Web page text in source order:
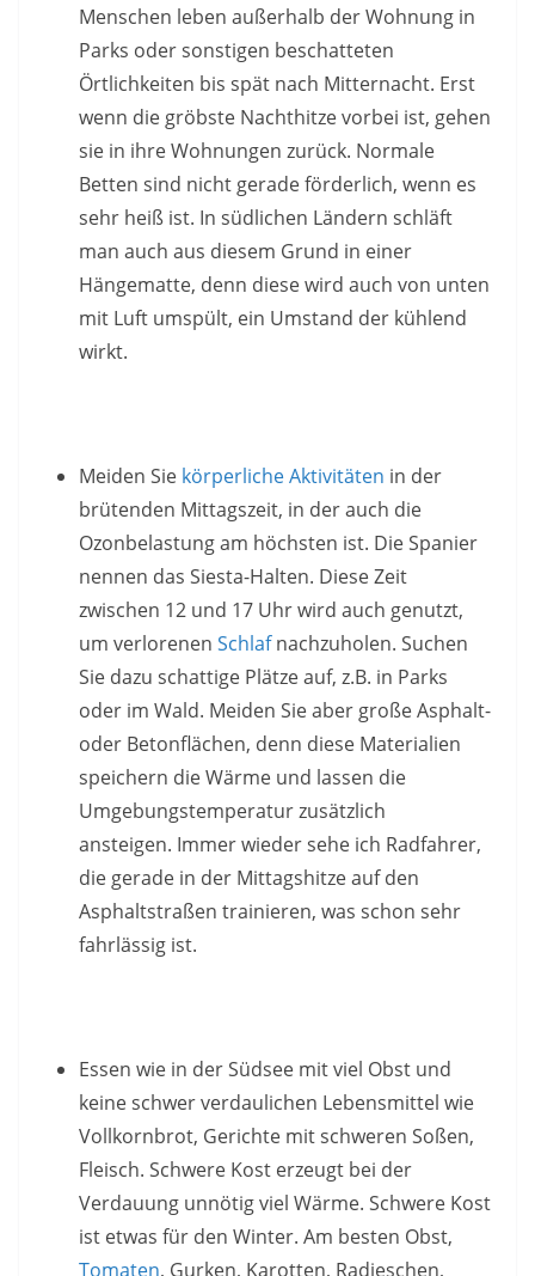
Menschen leben außerhalb der Wohnung in
Parks oder sonstigen beschatteten
Örtlichkeiten bis spät nach Mitternacht. Erst
wenn die gröbste Nachthitze vorbei ist, gehen
sie in ihre Wohnungen zurück. Normale
Betten sind nicht gerade förderlich, wenn es
sehr heiß ist. In südlichen Ländern schläft
man auch aus diesem Grund in einer
Hängematte, denn diese wird auch von unten
mit Luft umspült, ein Umstand der kühlend
wirkt.
Meiden Sie körperliche Aktivitäten in der
brütenden Mittagszeit, in der auch die
Ozonbelastung am höchsten ist. Die Spanier
nennen das Siesta-Halten. Diese Zeit
zwischen 12 und 17 Uhr wird auch genutzt,
um verlorenen Schlafnachzuholen. Suchen
Sie dazu schattige Plätze auf, z.B. in Parks
oder im Wald. Meiden Sie aber große Asphalt-
oder Betonflächen, denn diese Materialien
speichern die Wärme und lassen die
Umgebungstemperatur zusätzlich
ansteigen. Immer wieder sehe ich Radfahrer,
die gerade in der Mittagshitze auf den
Asphaltstraßen trainieren, was schon sehr
fahrlässig ist.
Essen wie in der Südsee mit viel Obst und
keine schwer verdaulichen Lebensmittel wie
Vollkornbrot, Gerichte mit schweren Soßen,
Fleisch. Schwere Kost erzeugt bei der
Verdauung unnötig viel Wärme. Schwere Kost
ist etwas für den Winter. Am besten Obst,
Tomaten, Gurken, Karotten, Radieschen,